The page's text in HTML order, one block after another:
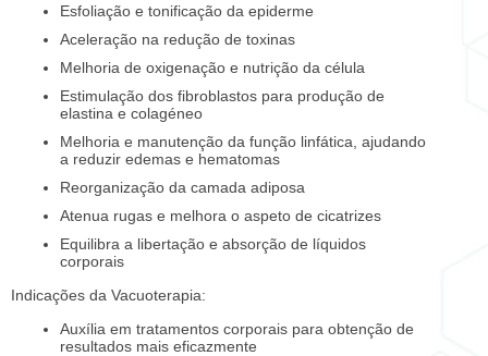
Esfoliação e tonificação da epiderme
Aceleração na redução de toxinas
Melhoria de oxigenação e nutrição da célula
Estimulação dos fibroblastos para produção de
elastina e colagéneo
Melhoria e manutenção da função linfática, ajudando
a reduzir edemas e hematomas
Reorganização da camada adiposa
Atenua rugas e melhora o aspeto de cicatrizes
Equilibra a libertação e absorção de líquidos
corporais
Indicações da Vacuoterapia:
Auxília em tratamentos corporais para obtenção de
resultados mais eficazmente